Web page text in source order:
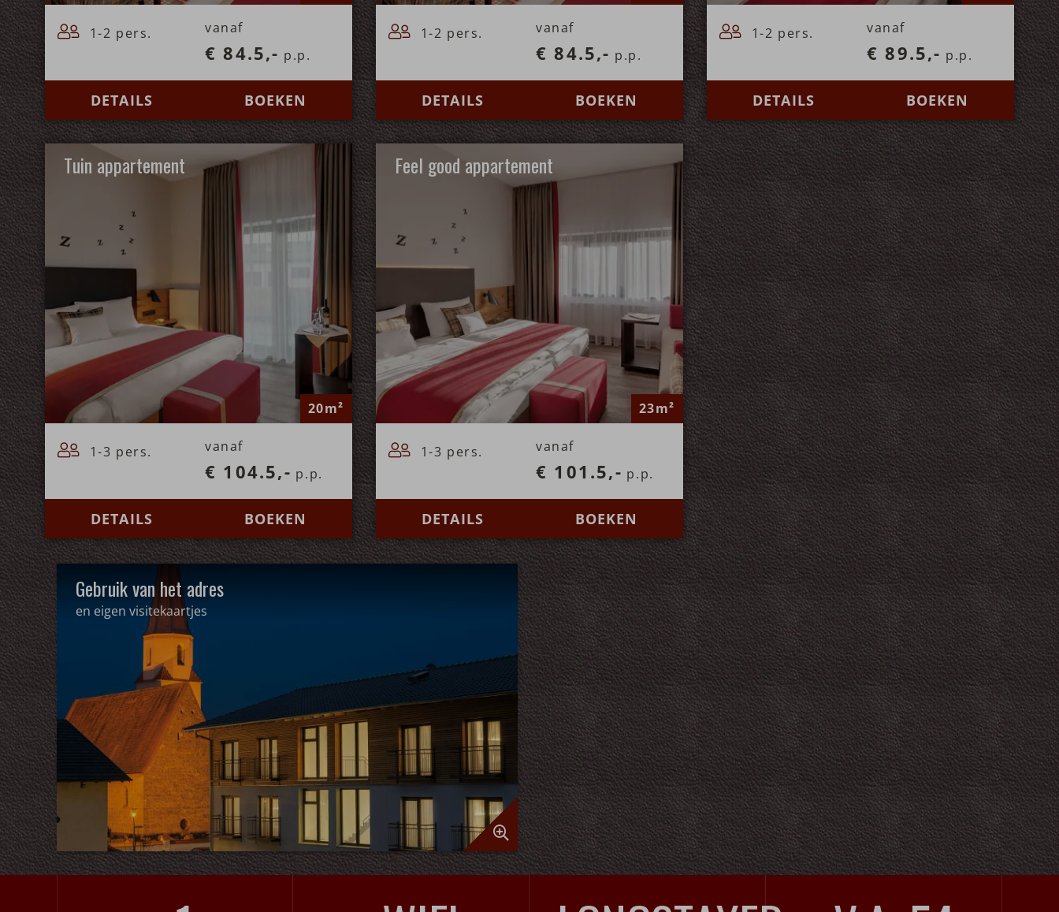
1-2 pers. vanaf
€ 84.5,- p.p.
DETAILS BOEKEN
1-2 pers. vanaf
€ 84.5,- p.p.
DETAILS BOEKEN
1-2 pers. vanaf
€ 89.5,- p.p.
DETAILS BOEKEN
Tuin appartement
20m²
1-3 pers. vanaf
€ 104.5,- p.p.
DETAILS BOEKEN
Feel good appartement
23m²
1-3 pers. vanaf
€ 101.5,- p.p.
DETAILS BOEKEN
Gebruik van het adres
en eigen visitekaartjes